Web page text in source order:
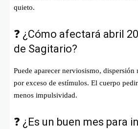
quieto.
❓ ¿Cómo afectará abril
de Sagitario?
Puede aparecer nerviosismo, dispersión
por exceso de estímulos. El cuerpo
menos impulsividad.
❓ ¿Es un buen mes para